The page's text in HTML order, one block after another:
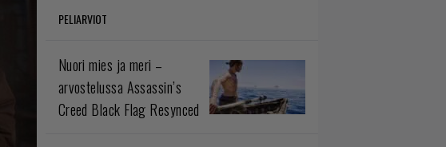
PELIARVIOT
Nuori mies ja meri –
arvostelussa Assassin’s
Creed Black Flag Resynced